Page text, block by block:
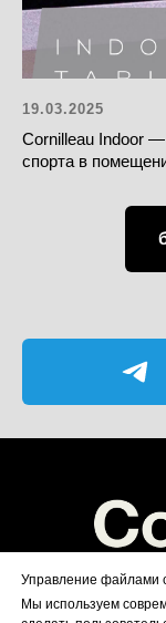
Управление файлами
Мы используем
19.03.2025
Cornilleau Indoor
спорта в